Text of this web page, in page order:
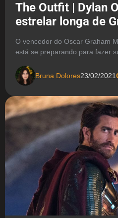
The Outfit | Dylan
estrelar longa de
O vencedor do Oscar Graham
está se preparando para fazer
Bruna Dolores23/02/2021